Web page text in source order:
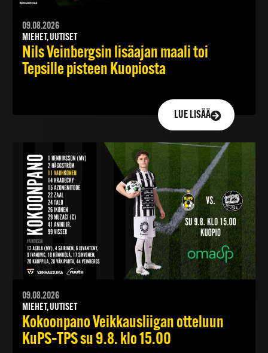
09.08.2026
MIEHET, UUTISET
Nils Veinbergsin lisäajan maali toi
Tepsille pisteen Kuopiosta
LUE LISÄÄ
09.08.2026
MIEHET, UUTISET
Kokoonpano Veikkausliigan otteluun
KuPS–TPS su 9.8. klo 15.00